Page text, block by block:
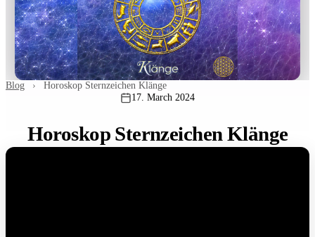
Blog › Horoskop Sternzeichen Klänge
17. March 2024
Horoskop Sternzeichen Klänge